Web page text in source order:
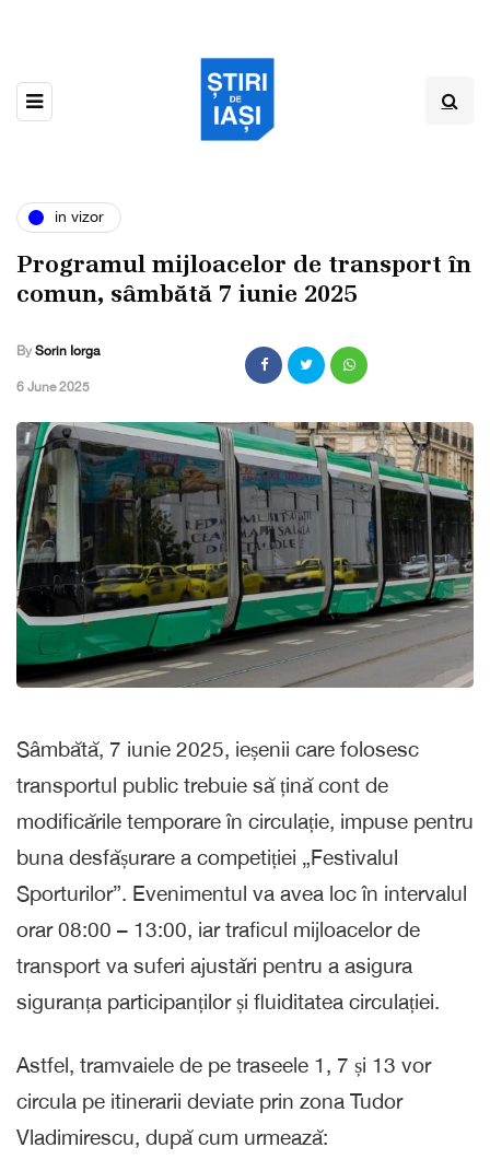
in vizor
Programul mijloacelor de transport în
comun, sâmbătă 7 iunie 2025
By Sorin Iorga
,6 June 2025
Sâmbătă, 7 iunie 2025, ieșenii care folosesc
transportul public trebuie să țină cont de
modificările temporare în circulație, impuse pentru
buna desfășurare a competiției „Festivalul
Sporturilor”. Evenimentul va avea loc în intervalul
orar 08:00 – 13:00, iar traficul mijloacelor de
transport va suferi ajustări pentru a asigura
siguranța participanților și fluiditatea circulației.
Astfel, tramvaiele de pe traseele 1, 7 și 13 vor
circula pe itinerarii deviate prin zona Tudor
Vladimirescu, după cum urmează: